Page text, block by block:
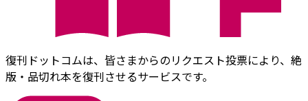
復刊ドットコムは、皆さまからのリクエスト投票により、絶
版・品切れ本を復刊させるサービスです。